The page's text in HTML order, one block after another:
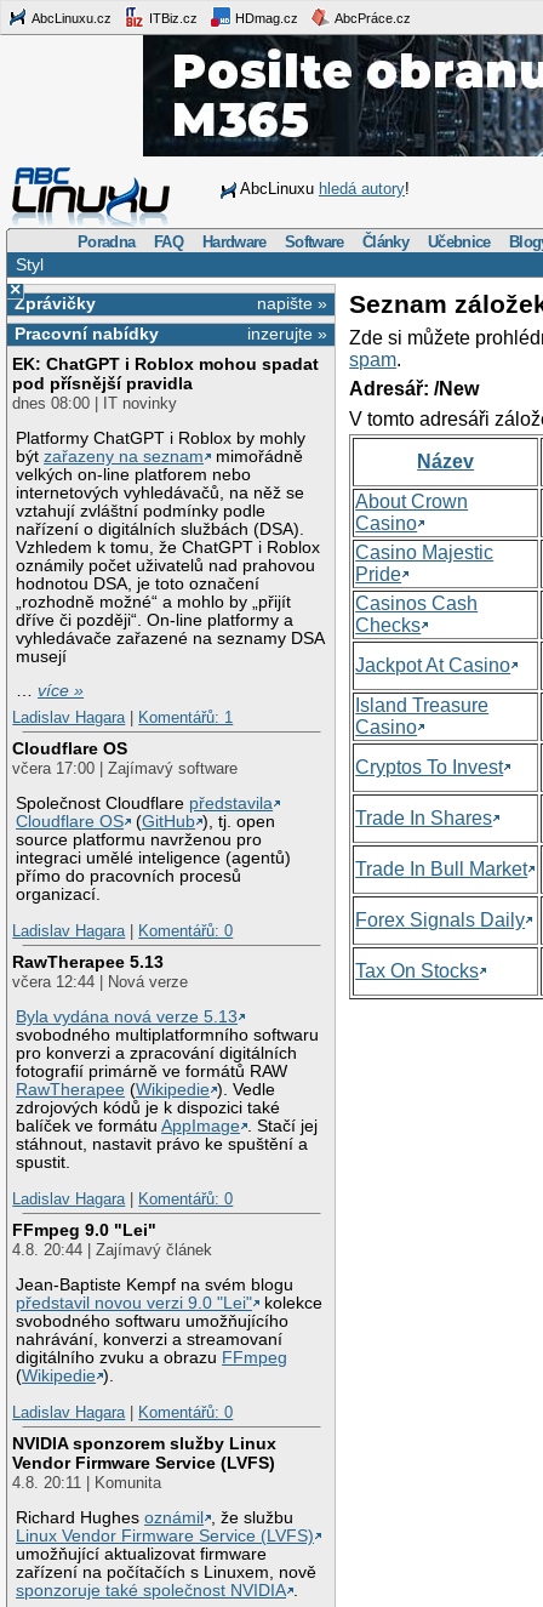
AbcLinuxu.cz ITBiz.cz HDmag.cz AbcPráce.cz
AbcLinuxu hledá autory!
Poradna FAQ Hardware Software Články Učebnice
Styl
×
napište »
Zprávičky
inzerujte »
Pracovní nabídky
EK: ChatGPT i Roblox mohou spadat
pod přísnější pravidla
dnes 08:00 | IT novinky
Platformy ChatGPT i Roblox by mohly
býtzařazeny na seznam
mimořádně
velkých on-line platforem nebo
internetových vyhledávačů, na něž se
vztahují zvláštní podmínky podle
nařízení o digitálních službách (DSA).
Vzhledem k tomu, že ChatGPT i Roblox
oznámily počet uživatelů nad prahovou
hodnotou DSA, je toto označení
„rozhodně možné“ a mohlo by „přijít
dříve či později“. On-line platformy a
vyhledávače zařazené na seznamy DSA
musejí
…více »
Ladislav Hagara
Komentářů: 1
Cloudflare OS
včera 17:00 | Zajímavý software
Společnost Cloudflare představila
Cloudflare OS
(GitHub ), tj. open
source platformu navrženou pro
integraci umělé inteligence (agentů)
přímo do pracovních procesů
organizací.
Ladislav Hagara
Komentářů: 0
RawTherapee 5.13
včera 12:44 | Nová verze
Byla vydána nová verze 5.13
svobodného multiplatformního softwaru
pro konverzi a zpracování digitálních
fotografií primárně ve formátů RAW
RawTherapee (Wikipedie ). Vedle
zdrojových kódů je k dispozici také
balíček ve formátuAppImage . Stačí jej
stáhnout, nastavit právo ke spuštění a
spustit.
Ladislav Hagara
Komentářů: 0
FFmpeg 9.0 "Lei"
4.8. 20:44 | Zajímavý článek
Jean-Baptiste Kempf na svém blogu
představil novou verzi 9.0 "Lei"
kolekce
svobodného softwaru umožňujícího
nahrávání, konverzi a streamovaní
digitálního zvuku a obrazu FFmpeg
(Wikipedie ).
Ladislav Hagara
Komentářů: 0
NVIDIA sponzorem služby Linux
Vendor Firmware Service (LVFS)
4.8. 20:11 | Komunita
Richard Hughesoznámil
, že službu
Linux Vendor Firmware Service (LVFS)
umožňující aktualizovat firmware
zařízení na počítačích s Linuxem, nově
sponzoruje také společnost NVIDIA .
Seznam
Zde si můžete
spam.
Adresář: /New
V tomto adresáři
Název
About Crown
Casino
Casino Majestic
Pride
Casinos Cash
Checks
Jackpot At Casino
Island Treasure
Casino
Cryptos To Invest
Trade In Shares
Trade In Bull Market
Forex Signals Daily
Tax On Stocks